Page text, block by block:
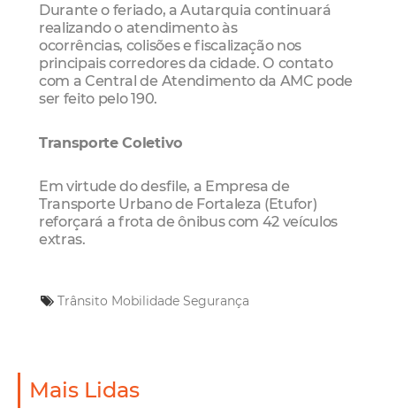
Durante o feriado, a Autarquia continuará
realizando o atendimento às
ocorrências, colisões e fiscalização nos
principais corredores da cidade. O contato
com a Central de Atendimento da AMC pode
ser feito pelo 190.
Transporte Coletivo
Em virtude do desfile, a Empresa de
Transporte Urbano de Fortaleza (Etufor)
reforçará a frota de ônibus com 42 veículos
extras.
Trânsito Mobilidade Segurança
Mais Lidas